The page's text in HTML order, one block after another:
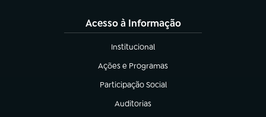
Acesso à Informação
Institucional
(abre em nova aba)
Ações e Programas
(abre em nova aba)
Participação Social
(abre em nova aba)
Auditorias
(abre em nova aba)